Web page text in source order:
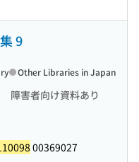
9
障害者向け資料あり
Other Libraries in Japan
00369027